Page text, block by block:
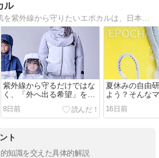
ル
子供たちの健やかなお肌を紫外線から守りたいエポカルは、日本唯一のUV対策専門のブランドですスタッフの日常とともに、UV対策についてお話します
紫外線から守るだけではな
く、「外へ出る希望」を届
けたい。エポカルのファン
付きUV防護服
8日前
夏休みの自由
よう？そんな
めしたい「紫
16日前
ト
知識を交えた具体的解説